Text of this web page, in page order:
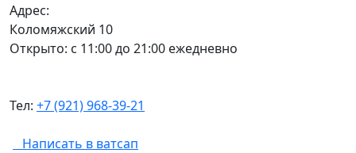
Адрес:
Коломяжский 10
Открыто: с 11:00 до 21:00 ежедневно
Тел: +7 (921) 968-39-21
Написать в ватсап